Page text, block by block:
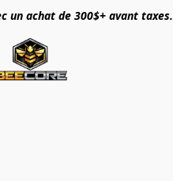
un achat de 300$+ avant taxes.